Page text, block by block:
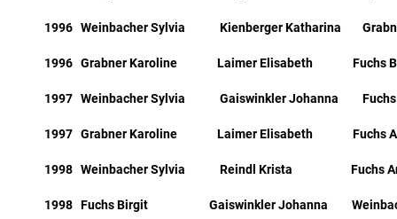
1996 Weinbacher Sylvia Kienberger Katharina
1996 Grabner Karoline Laimer Elisabeth Fuchs
1997 Weinbacher Sylvia Gaiswinkler Johanna Fuchs
1997 Grabner Karoline Laimer Elisabeth Fuchs
1998 Weinbacher Sylvia Reindl Krista Fuchs
1998 Fuchs Birgit Gaiswinkler Johanna